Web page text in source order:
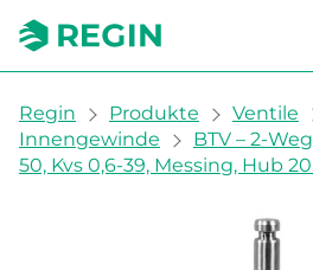
You are here:
Regin Produkte Ventile
Innengewinde
BTV – 2-
50, Kvs 0,6-39, Messing, Hub